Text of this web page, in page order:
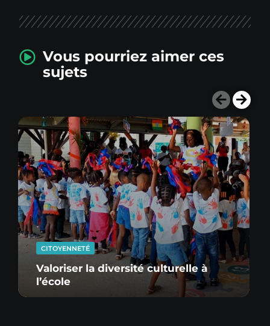
Vous pourriez aimer ces
sujets
CITOYENNETÉ
Valoriser la diversité culturelle à
l’école